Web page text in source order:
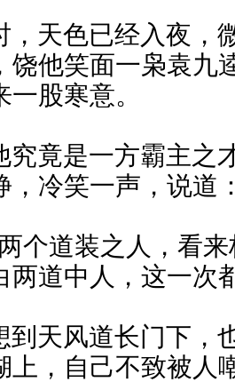
天色已经入夜，
饶他笑面一枭袁九
一股寒意。
竟是一方霸主之
，冷笑一声，说道
个道装之人，看
两道中人，这一次
天风道长门下，
上，自己不致被人